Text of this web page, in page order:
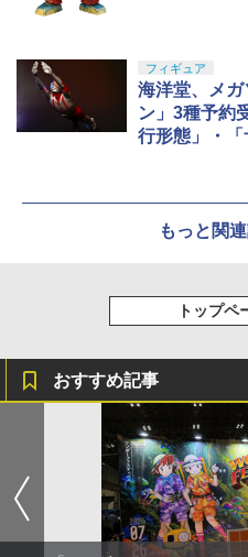
フィギュア
海洋堂、メ
ン」3種予約
行形態」・「
もっと関
トップペ
おすすめ記事